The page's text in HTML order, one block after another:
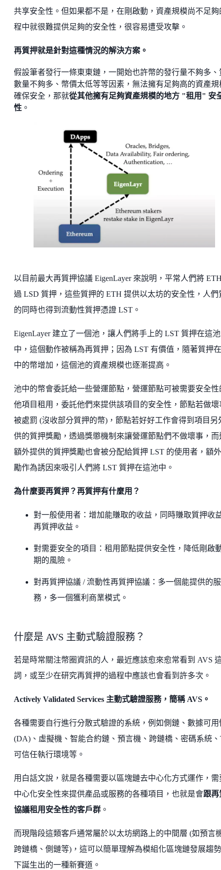
共享安全性。但如果都不是，在剛啟動，資產規模尚不足夠
程中就很難提供足夠的安全性，很容易遭受攻擊。
再質押就是針對這種情況的解決方案。
假設筆者發行一條東東鏈，一開始也許幣的發行量不夠多、
數量不夠多、幣價太低等等因素，無法擁有足夠高的資產規
確保安全，那就從其他擁有足夠資產規模的地方 "租用" 安
性 。
以目前最大再質押協議 EigenLayer 來說明，平常人們將
過 LSD 質押，這些質押的 ETH 提供以太坊的安全性，人們
的同時也得到流動性質押憑證 LST。
EigenLayer 建立了一個池，讓人們將手上的 LST 質押在這池
中，這個動作被稱為再質押；因為 LST 有價值，隨著質押
中的幣增加，這個池的資產規模也逐漸提高。
池中的幣會委託給一些營運節點，營運節點可被需要安全性
他項目租用，委託他們來提供該項目的安全性，節點若做壞
被處罰 (沒收部分質押的幣)，節點若好好工作會得到項目另
供的質押獎勵，透過獎懲機制來讓營運節點們不做壞事，而
額外提供的質押獎勵也會被分配給質押 LST 的使用者，額
勵作為誘因來吸引人們將 LST 質押在這池中。
為什麼要再質押？再質押有什麼用？
對一般使用者：增加能賺取的收益，同時賺取質押收
再質押收益。
對需要安全的項目：租用節點提供安全性，降低剛啟
期的風險。
對再質押協議 / 流動性再質押協議：多一個能提供的服
務，多一個獲利商業模式。
什麼是 AVS 主動式驗證服務？
若是時常關注幣圈資訊的人，最近應該愈來愈常看到 AVS
詞，或至少在研究再質押的過程中應該也會看到許多次。
Actively Validated Services 主動式驗證服務，簡稱 AVS。
各種需要自行進行分散式驗證的系統，例如側鏈、數據可用
(DA)、虛擬機、智能合約鏈、預言機、跨鏈橋、密碼系統
可信任執行環境等。
用白話文說，就是各種需要以區塊鏈去中心化方式運作，需
中心化安全性來提供產品或服務的各種項目，也就是會跟再
協議租用安全性的客戶群 。
而現階段這類客戶通常屬於以太坊網路上的中間層 (如預言
跨鏈橋、側鏈等)，這可以簡單理解為模組化區塊鏈發展趨
下誕生出的一種新賽道。